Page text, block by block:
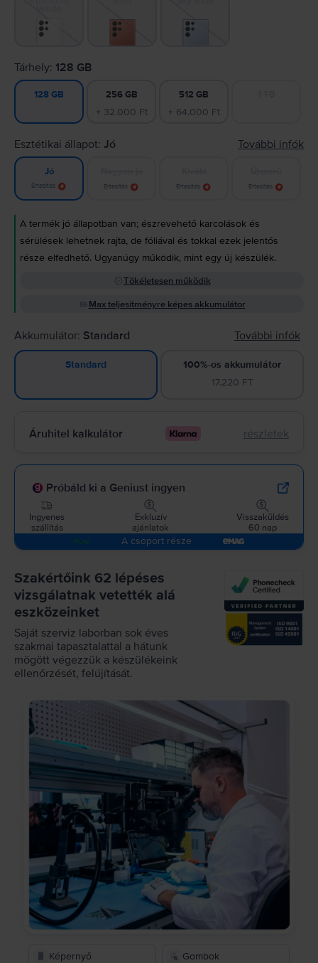
Tárhely: 128 GB
128 GB 256 GB
+ 32.000 Ft
512 GB
+ 64.000 Ft
Esztétikai állapot: Jó További infók
Jó
Értesítés Értesítés Értesítés Értesítés
A termék jó állapotban van; észrevehető karcolások és
sérülések lehetnek rajta, de fóliával és tokkal ezek jelentős
része elfedhető. Ugyanúgy működik, mint egy új készülék.
Tökéletesen működik
Max teljesítményre képes akkumulátor
Akkumulátor: Standard További infók
Standard
100%-os akkumulátor
17.220 FT
Áruhitel kalkulátor részletek
Próbáld ki a Geniust ingyen
Ingyenes
szállítás
Exkluzív
ajánlatok
Visszaküldés
60 nap
A csoport része
Szakértőink 62 lépéses
vizsgálatnak vetették alá
eszközeinket
Saját szerviz laborban sok éves
szakmai tapasztalattal a hátunk
mögött végezzük a készülékeink
ellenőrzését, felújítását.
Képernyő Gombok